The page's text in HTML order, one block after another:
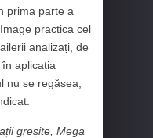
prima parte a
practica cel
analizați, de
aplicația
nu se regăsea,
greșite, Mega